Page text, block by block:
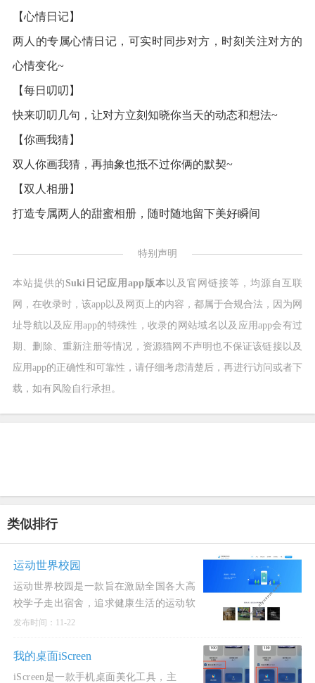
【心情日记】
两人的专属心情日记，可实时同步对方，时刻关注对方的
心情变化~
【每日叨叨】
快来叨叨几句，让对方立刻知晓你当天的动态和想法~
【你画我猜】
双人你画我猜，再抽象也抵不过你俩的默契~
【双人相册】
打造专属两人的甜蜜相册，随时随地留下美好瞬间
特别声明
本站提供的Suki日记应用app版本 以及官网链接等，均源自互联
网，在收录时，该app以及网页上的内容，都属于合规合法，因为网
址导航以及应用app的特殊性，收录的网站域名以及应用app会有过
期、删除、重新注册等情况，资源猫网不声明也不保证该链接以及
应用app的正确性和可靠性，请仔细考虑清楚后，再进行访问或者下
载，如有风险自行承担。
类似排行
运动世界校园
运动世界校园是一款旨在激励全国各大高
校学子走出宿舍，追求健康生活的运动软
件。我们的使命是让运动融入学子的日常
发布时间：11-22
我的桌面iScreen
iScreen是一款手机桌面美化工具，主